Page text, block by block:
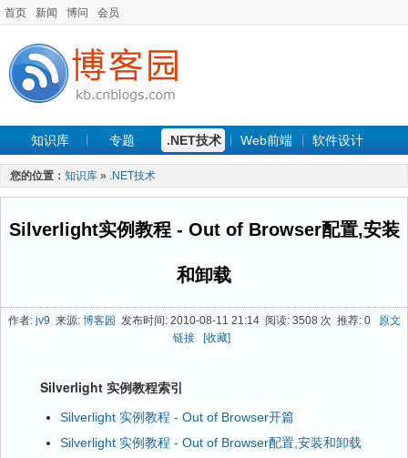
首页 新闻 博问 会员
知识库 专题 .NET技术 Web前端 软件设计
手机开发 软件工程
最新文章
您的位置： 知识库 » .NET技术
Silverlight实例教程 - Out of Browser配置,安装
和卸载
作者: jv9 来源: 博客园 发布时间: 2010-08-11 21:14 阅读: 3508 次 推荐: 0
原文
链接
[收藏]
Silverlight 实例教程索引
Silverlight 实例教程 - Out of Browser开篇
Silverlight 实例教程 - Out of Browser配置,安装和卸载